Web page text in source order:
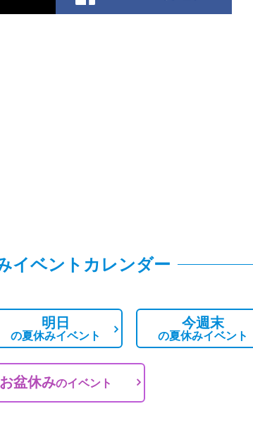
イベントカレンダー
明日
の夏休みイベント
今週末
の夏休みイベント
お盆休みのイベント